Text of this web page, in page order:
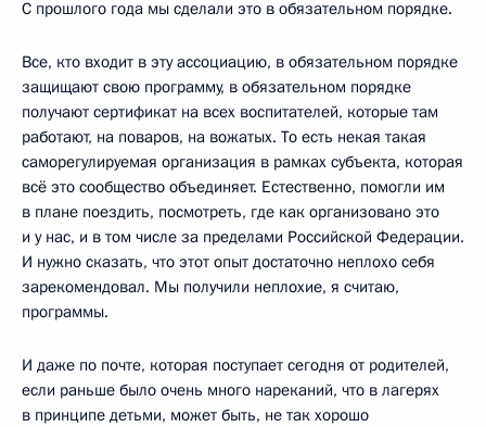
С прошлого года мы сделали это в обязательном порядке.
Все, кто входит в эту ассоциацию, в обязательном порядке
защищают свою программу, в обязательном порядке
получают сертификат на всех воспитателей, которые там
работают, на поваров, на вожатых. То есть некая такая
саморегулируемая организация в рамках субъекта, которая
всё это сообщество объединяет. Естественно, помогли им
в плане поездить, посмотреть, где как организовано это
и у нас, и в том числе за пределами Российской Федерации.
И нужно сказать, что этот опыт достаточно неплохо себя
зарекомендовал. Мы получили неплохие, я считаю,
программы.
И даже по почте, которая поступает сегодня от родителей,
если раньше было очень много нареканий, что в лагерях
в принципе детьми, может быть, не так хорошо